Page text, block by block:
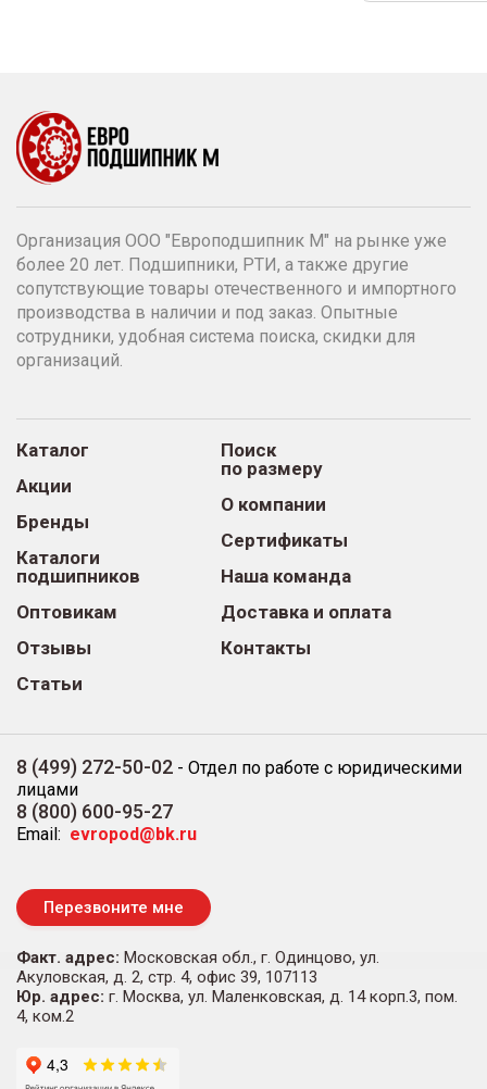
Организация ООО "Европодшипник М" на рынке уже
более 20 лет. Подшипники, РТИ, а также другие
сопутствующие товары отечественного и импортного
производства в наличии и под заказ. Опытные
сотрудники, удобная система поиска, скидки для
организаций.
Каталог
Акции
Бренды
Каталоги
подшипников
Оптовикам
Отзывы
Статьи
Поиск
по размеру
О компании
Сертификаты
Наша команда
Доставка и оплата
Контакты
8 (499) 272-50-02 - Отдел по работе с юридическими
лицами
8 (800) 600-95-27
Email: evropod@bk.ru
Перезвоните мне
Факт. адрес: Московская обл., г. Одинцово, ул.
Акуловская, д. 2, стр. 4, офис 39, 107113
Юр. адрес: г. Москва, ул. Маленковская, д. 14 корп.3, пом.
4, ком.2